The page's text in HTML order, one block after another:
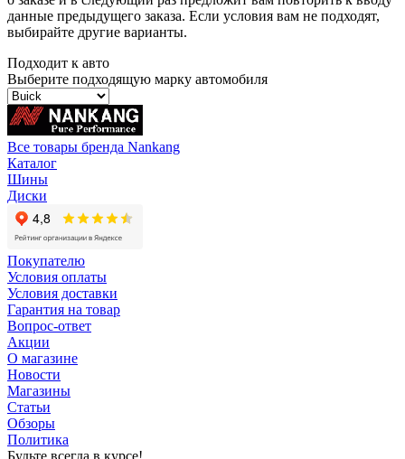
данные предыдущего заказа. Если условия вам не подходят,
выбирайте другие варианты.
Подходит к авто
Выберите подходящую марку автомобиля
Все товары бренда Nankang
Каталог
Шины
Диски
Покупателю
Условия оплаты
Условия доставки
Гарантия на товар
Вопрос-ответ
Акции
О магазине
Новости
Магазины
Статьи
Обзоры
Политика